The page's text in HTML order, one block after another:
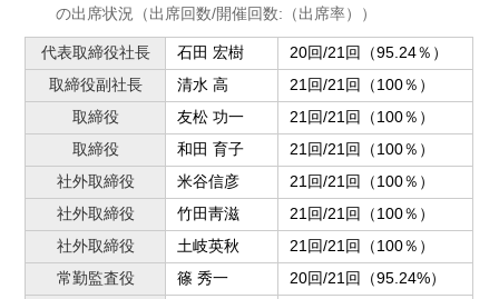
の出席状況（出席回数/開催回数:（出席率））
代表取締役社長 石田 宏樹
20回/21回（95.24％）
取締役副社長
清水 高
21回/21回（100％）
取締役
友松 功一
21回/21回（100％）
取締役
和田 育子
21回/21回（100％）
社外取締役
米谷信彦
21回/21回（100％）
社外取締役
竹田靑滋
21回/21回（100％）
社外取締役
土岐英秋
21回/21回（100％）
常勤監査役
篠 秀一
20回/21回（95.24%）